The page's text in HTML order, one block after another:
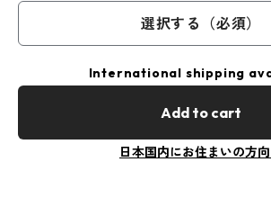
選択する（必須）
International shipping
Add to cart
日本国内にお住まいの方